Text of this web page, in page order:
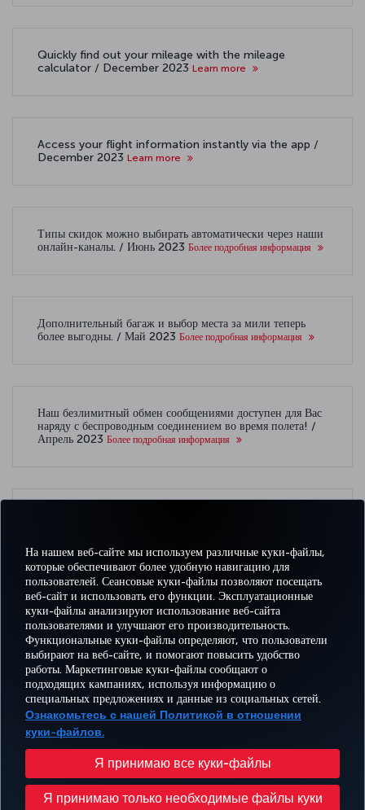
На нашем веб-сайте мы используем различные куки-файлы,
которые обеспечивают более удобную навигацию для
пользователей. Сеансовые куки-файлы позволяют посещать
веб-сайт и использовать его функции. Эксплуатационные
куки-файлы анализируют использование веб-сайта
пользователями и улучшают его производительность.
Функциональные куки-файлы определяют, что пользователи
выбирают на веб-сайте, и помогают повысить удобство
работы. Маркетинговые куки-файлы сообщают о
подходящих кампаниях, используя информацию о
специальных предложениях и данные из социальных сетей.
Ознакомьтесь с нашей Политикой в отношении
куки-файлов.
Я принимаю все куки-файлы
Я принимаю только необходимые файлы куки
Quickly find out your mileage with the mileage
calculator / December 2023 Learn more
Access your flight information instantly via the app /
December 2023 Learn more
Типы скидок можно выбирать автоматически через наши
онлайн-каналы. / Июнь 2023 Более подробная информация
Дополнительный багаж и выбор места за мили теперь
более выгодны. / Май 2023 Более подробная информация
Наш безлимитный обмен сообщениями доступен для Вас
наряду с беспроводным соединением во время полета! /
Апрель 2023 Более подробная информация
Facebook
TwitterInstagram
YouTubeLinkedIn
TikTokБлогPinterest
БРОНИРУЙТЕ И
УПРАВЛЯЙТЕ
БРОНИРОВАНИЕМ
ВПЕЧАТЛЕНИЕ
ПРЕДЛОЖЕНИЯ
И
НАПРАВЛЕНИЯ
ПОМОЩЬ
Правовое уведомление
Изменить настройки куки-файлов План обслуживания клиента Министерства транспорта США
Права субъектов данных в ЕС